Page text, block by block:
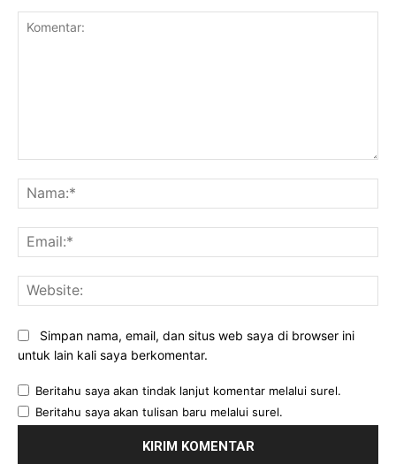
Simpan nama, email, dan situs web saya di browser ini
untuk lain kali saya berkomentar.
Beritahu saya akan tindak lanjut komentar melalui surel.
Beritahu saya akan tulisan baru melalui surel.